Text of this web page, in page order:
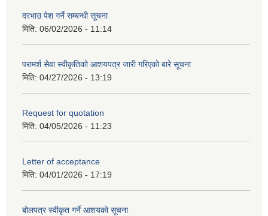
दरभाउ पेश गर्ने सम्बन्धी सूचना
मिति: 06/02/2026 - 11:14
परामर्श सेवा स्वीकृतिको आशयपत्र जारी गरिएको बारे सूचना
मिति: 04/27/2026 - 13:19
Request for quotation
मिति: 04/05/2026 - 11:23
Letter of acceptance
मिति: 04/01/2026 - 17:19
बोलपत्र स्वीकृत गर्ने आशयको सूचना